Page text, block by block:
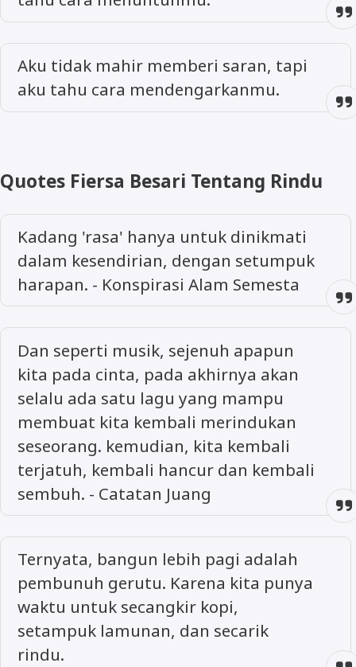
Aku tidak mahir memberi saran, tapi
aku tahu cara mendengarkanmu.
Quotes Fiersa Besari Tentang Rindu
Kadang 'rasa' hanya untuk dinikmati
dalam kesendirian, dengan setumpuk
harapan. - Konspirasi Alam Semesta
Dan seperti musik, sejenuh apapun
kita pada cinta, pada akhirnya akan
selalu ada satu lagu yang mampu
membuat kita kembali merindukan
seseorang. kemudian, kita kembali
terjatuh, kembali hancur dan kembali
sembuh. - Catatan Juang
Ternyata, bangun lebih pagi adalah
pembunuh gerutu. Karena kita punya
waktu untuk secangkir kopi,
setampuk lamunan, dan secarik
rindu.